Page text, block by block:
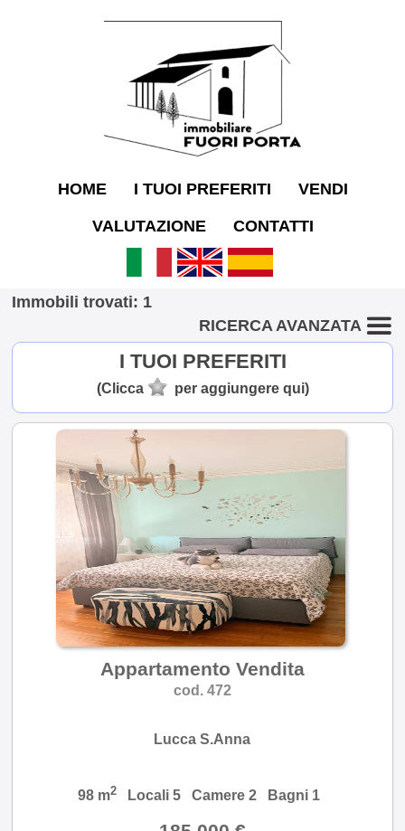
HOME I TUOI PREFERITI VENDI
VALUTAZIONE CONTATTI
Immobili trovati: 1
RICERCA AVANZATA
I TUOI PREFERITI
(Clicca per aggiungere qui)
Appartamento Vendita
cod. 472
Lucca S.Anna
98 m2Locali 5 Camere 2 Bagni 1